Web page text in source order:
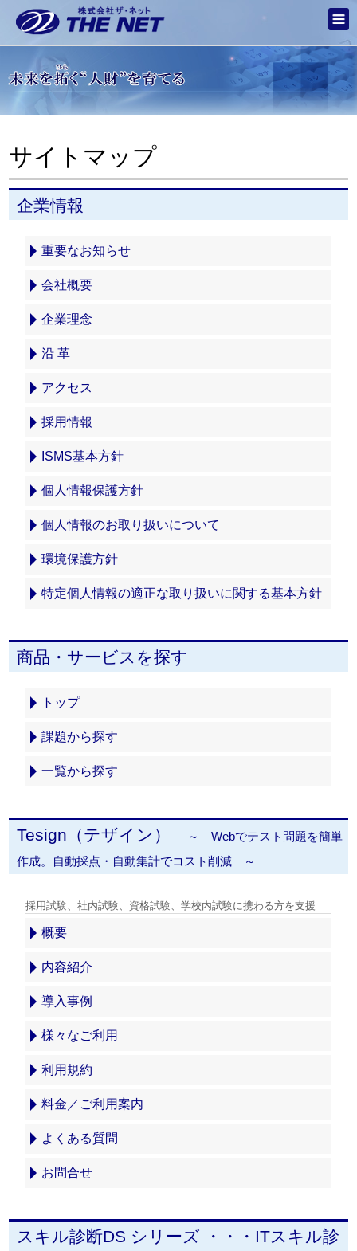
サイトマップ
企業情報
重要なお知らせ
会社概要
企業理念
沿 革
アクセス
採用情報
ISMS基本方針
個人情報保護方針
個人情報のお取り扱いについて
環境保護方針
特定個人情報の適正な取り扱いに関する基本方針
商品・サービスを探す
トップ
課題から探す
一覧から探す
Tesign（テザイン）
～ Webでテスト問題を簡単
作成。自動採点・自動集計でコスト削減 ～
採用試験、社内試験、資格試験、学校内試験に携わる方を支援
概要
内容紹介
導入事例
様々なご利用
利用規約
料金／ご利用案内
よくある質問
お問合せ
スキル診断DS シリーズ ・・・ITスキル診